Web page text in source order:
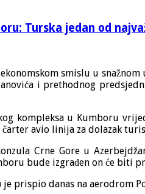
Turska jedan od
smislu u snažnom
i prethodnog
kompleksa u Kumboru
avio linija za dolazak
Crne Gore u
bude izgrađen on će biti
prispio danas na aerodrom